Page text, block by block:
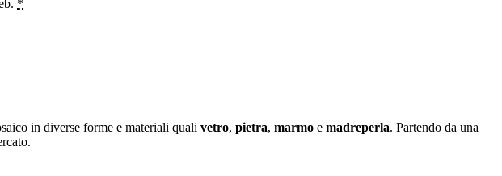
*
in diverse forme e materiali quali vetro, pietra, marmo e madreperla. Partendo da una